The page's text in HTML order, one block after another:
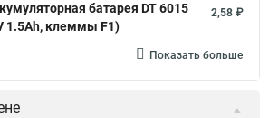
батарея DT 6015
1.5Ah, клеммы F1)
2,58 ₽
Показать больше